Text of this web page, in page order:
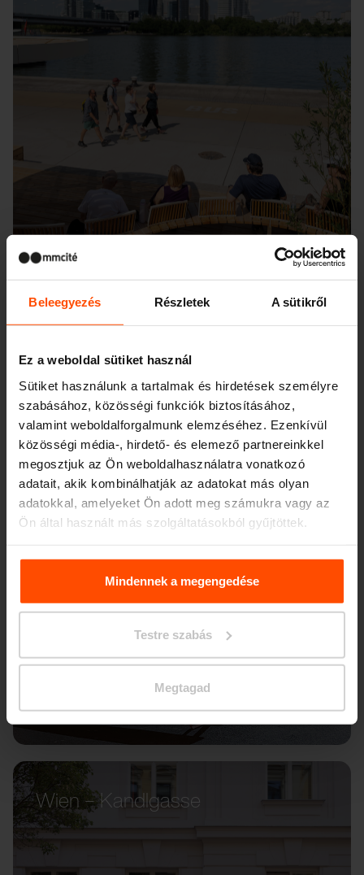
Beleegyezés Részletek A sütikről
Ez a weboldal sütiket használ
Sütiket használunk a tartalmak és hirdetések személyre
szabásához, közösségi funkciók biztosításához,
valamint weboldalforgalmunk elemzéséhez. Ezenkívül
közösségi média-, hirdető- és elemező partnereinkkel
megosztjuk az Ön weboldalhasználatra vonatkozó
adatait, akik kombinálhatják az adatokat más olyan
adatokkal, amelyeket Ön adott meg számukra vagy az
Ön által használt más szolgáltatásokból gyűjtöttek.
További információért kérjük, látogasson el aPrinciples
Relating to the Processing. Personal Data
Mindennek a megengedése
Testre szabás
Megtagad
Seattle – Popup park
Wien – Kandlgasse